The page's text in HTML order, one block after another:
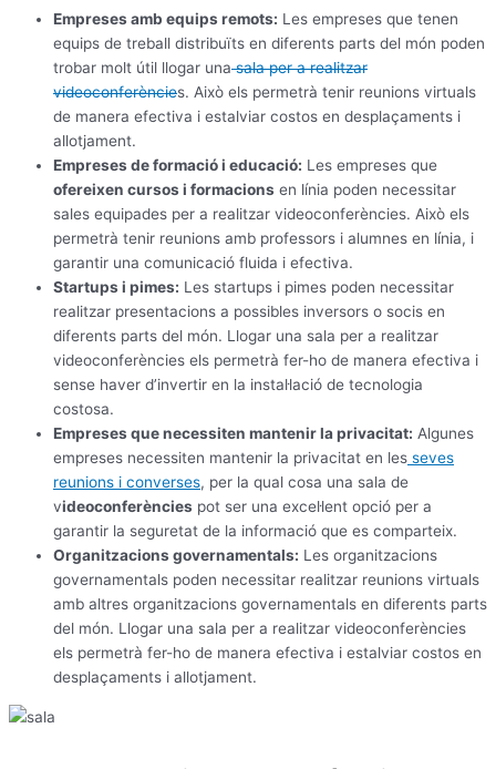
Empreses amb equips remots: Les empreses que tenen
equips de treball distribuïts en diferents parts del món poden
trobar molt útil llogar unasala per a realitzar
videoconferències. Això els permetrà tenir reunions virtuals
de manera efectiva i estalviar costos en desplaçaments i
allotjament.
Empreses de formació i educació: Les empreses que
ofereixen cursos i formacions en línia poden necessitar
sales equipades per a realitzar videoconferències. Això els
permetrà tenir reunions amb professors i alumnes en línia, i
garantir una comunicació fluida i efectiva.
Startups i pimes: Les startups i pimes poden necessitar
realitzar presentacions a possibles inversors o socis en
diferents parts del món. Llogar una sala per a realitzar
videoconferències els permetrà fer-ho de manera efectiva i
sense haver d’invertir en la instal·lació de tecnologia
costosa.
Empreses que necessiten mantenir la privacitat: Algunes
empreses necessiten mantenir la privacitat en les seves
reunions i converses, per la qual cosa una sala de
videoconferències pot ser una excel·lent opció per a
garantir la seguretat de la informació que es comparteix.
Organitzacions governamentals: Les organitzacions
governamentals poden necessitar realitzar reunions virtuals
amb altres organitzacions governamentals en diferents parts
del món. Llogar una sala per a realitzar videoconferències
els permetrà fer-ho de manera efectiva i estalviar costos en
desplaçaments i allotjament.